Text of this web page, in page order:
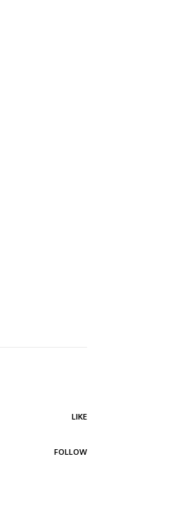
LIKE
FOLLOW